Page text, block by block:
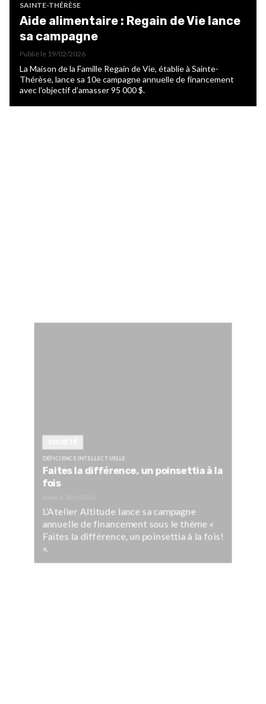
SAINTE-THÉRÈSE
Aide alimentaire : Regain de Vie lance
sa campagne
Publié le 19/02/2026
La Maison de la Famille Regain de Vie, établie à Sainte-
Thérèse, lance sa 10e campagne annuelle de financement
avec l’objectif d’amasser 95 000 $.
DÉFICIENCE INTELLECTUELLE
Faites la différence, un poinsettia à la
fois
L’Atelier Altitude lance sa campagne
annuelle de financement sous le thème «
Faites la différence, un poinsettia à la fois!
».